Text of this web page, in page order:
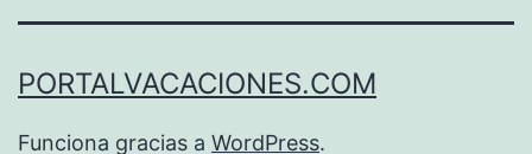
PORTALVACACIONES.COM
Funciona gracias a WordPress.